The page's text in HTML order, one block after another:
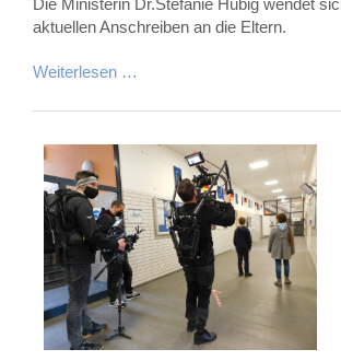
Die Ministerin Dr.Stefanie Hubig wendet
aktuellen Anschreiben an die Eltern.
Weiterlesen …